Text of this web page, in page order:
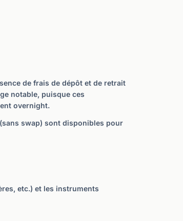
de frais de dépôt et de retrait
notable, puisque ces
overnight.
swap) sont disponibles pour
etc.) et les instruments